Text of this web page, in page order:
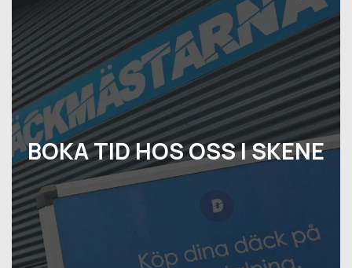
BOKA TID HOS OSS I SKENE